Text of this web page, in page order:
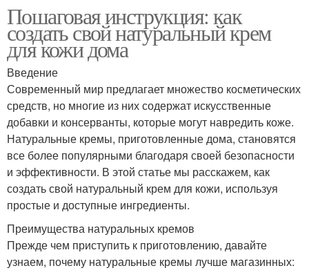
Пошаговая инструкция: как
создать свой натуральный крем
для кожи дома
Введение
Современный мир предлагает множество косметических
средств, но многие из них содержат искусственные
добавки и консерванты, которые могут навредить коже.
Натуральные кремы, приготовленные дома, становятся
все более популярными благодаря своей безопасности
и эффективности. В этой статье мы расскажем, как
создать свой натуральный крем для кожи, используя
простые и доступные ингредиенты.
Преимущества натуральных кремов
Прежде чем приступить к приготовлению, давайте
узнаем, почему натуральные кремы лучше магазинных: